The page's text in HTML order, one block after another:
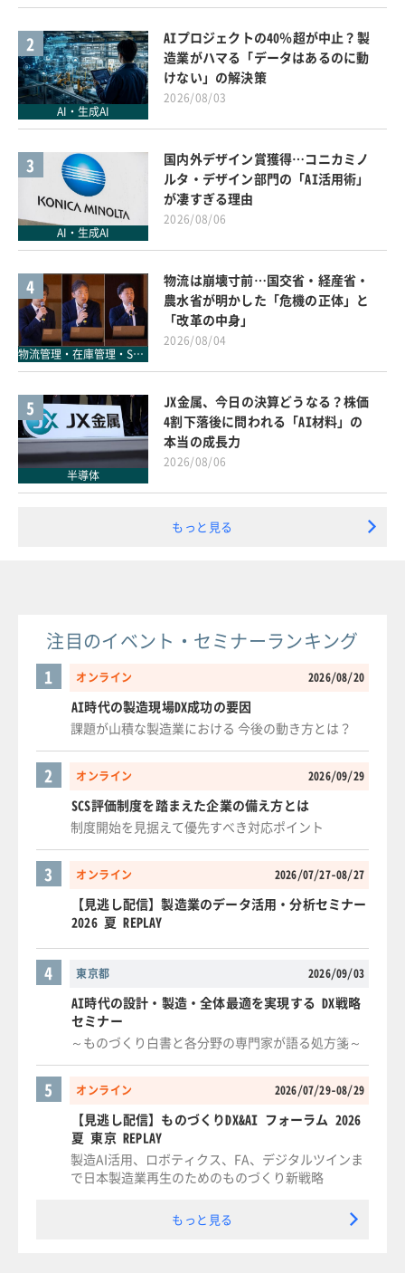
2
AI・生成AI
AIプロジェクトの40％超が中止？製
造業がハマる「データはあるのに動
けない」の解決策
2026/08/03
3
AI・生成AI
国内外デザイン賞獲得…コニカミノ
ルタ・デザイン部門の「AI活用術」
が凄すぎる理由
2026/08/06
4
物流管理・在庫管理・SCM
物流は崩壊寸前…国交省・経産省・
農水省が明かした「危機の正体」と
「改革の中身」
2026/08/04
5
半導体
JX金属、今日の決算どうなる？株価
4割下落後に問われる「AI材料」の
本当の成長力
2026/08/06
もっと見る
注目のイベント・セミナーランキング
オンライン 2026/08/20
1
AI時代の製造現場DX成功の要因
課題が山積な製造業における 今後の動き方とは？
オンライン 2026/09/29
2
SCS評価制度を踏まえた企業の備え方とは
制度開始を見据えて優先すべき対応ポイント
オンライン 2026/07/27-08/27
3
【見逃し配信】製造業のデータ活用・分析セミナー
2026 夏 REPLAY
東京都 2026/09/03
4
AI時代の設計・製造・全体最適を実現する DX戦略
セミナー
～ものづくり白書と各分野の専門家が語る処方箋～
オンライン 2026/07/29-08/29
5
【見逃し配信】ものづくりDX&AI フォーラム 2026
夏 東京 REPLAY
製造AI活用、ロボティクス、FA、デジタルツインま
で日本製造業再生のためのものづくり新戦略
もっと見る